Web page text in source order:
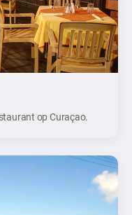
op Curaçao.